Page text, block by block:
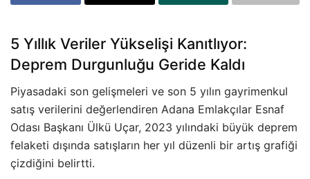
5 Yıllık Veriler Yükselişi Kanıtlıyor:
Deprem Durgunluğu Geride Kaldı
Piyasadaki son gelişmeleri ve son 5 yılın gayrimenkul
satış verilerini değerlendiren Adana Emlakçılar Esnaf
Odası Başkanı Ülkü Uçar, 2023 yılındaki büyük deprem
felaketi dışında satışların her yıl düzenli bir artış grafiği
çizdiğini belirtti.